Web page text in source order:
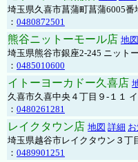
埼玉県久喜市菖蒲町菖蒲6005番
： 0480872501
熊谷ニットーモール店 地図
埼玉県熊谷市銀座2-245 ニット
： 0485010600
イトーヨーカドー久喜店
久喜市久喜中央４丁目９-１１
： 0480261281
レイクタウン店 地図 詳細
埼玉県越谷市レイクタウン３丁
： 0489901251